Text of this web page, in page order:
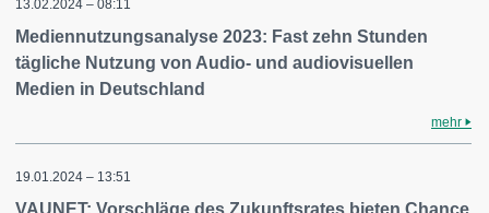
13.02.2024 – 08:11
Mediennutzungsanalyse 2023: Fast zehn Stunden
tägliche Nutzung von Audio- und audiovisuellen
Medien in Deutschland
mehr
19.01.2024 – 13:51
VAUNET: Vorschläge des Zukunftsrates bieten Chance